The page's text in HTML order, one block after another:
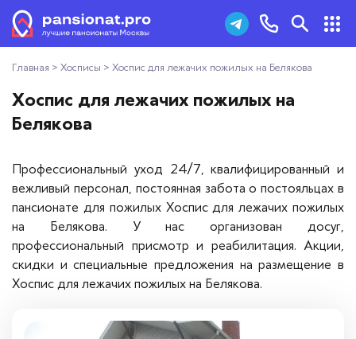
Пансионаты для пожилых
Дома престарелых
Хосписы
Как выбрать пансионат
Добавить пансионат
Главная > Хосписы > Хоспис для лежачих пожилых на Белякова
Хоспис для лежачих пожилых на
Белякова
Профессиональный уход 24/7, квалифицированный и
вежливый персонал, постоянная забота о постояльцах в
пансионате для пожилых Хоспис для лежачих пожилых
на Белякова. У нас организован досуг,
профессиональный присмотр и реабилитация. Акции,
скидки и специальные предложения на размещение в
Хоспис для лежачих пожилых на Белякова.